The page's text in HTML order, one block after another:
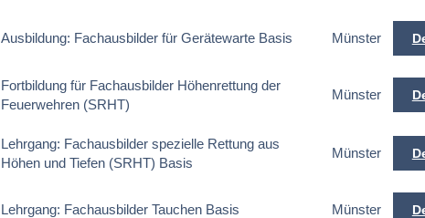
Ausbildung: Fachausbilder für Gerätewarte Basis Münster
Fortbildung für Fachausbilder Höhenrettung der
Feuerwehren (SRHT)
Münster
Lehrgang: Fachausbilder spezielle Rettung aus
Höhen und Tiefen (SRHT) Basis
Münster
Lehrgang: Fachausbilder Tauchen Basis Münster